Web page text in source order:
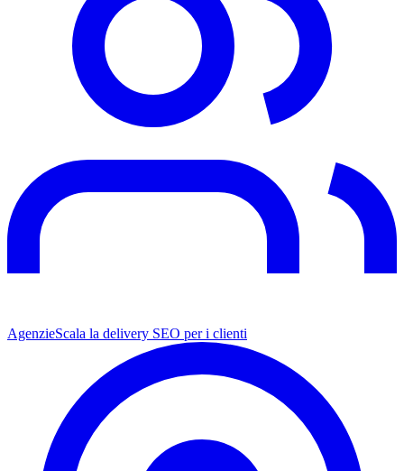
AgenzieScala la delivery SEO per i clienti